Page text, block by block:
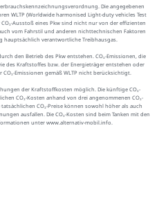
Die angegebenen
WLTP (Worldwide harmonised Light-duty vehicles Test
Ausstoß eines Pkw sind nicht nur von der effizienten
vom Fahrstil und anderen nichttechnischen Faktoren
hauptsächlich verantwortliche Treibhausgas.
den Betrieb des Pkw entstehen. CO₂-Emissionen, die
des Kraftstoffes bzw. der Energieträger entstehen oder
Emissionen gemäß WLTP nicht berücksichtigt.
der Kraftstoffkosten möglich. Die künftige CO₂-
CO₂-Kosten anhand von drei angenommenen CO₂-
CO₂-Preise können sowohl höher als auch
ausfallen. Die CO₂-Kosten sind beim Tanken mit den
unter www.alternativ-mobil.info.